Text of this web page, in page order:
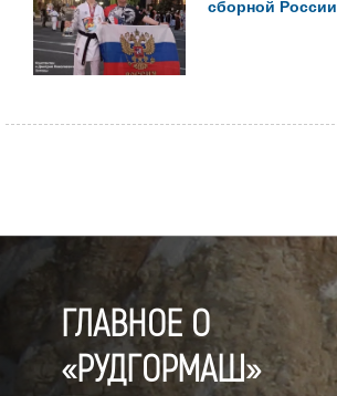
сборной России
ГЛАВНОЕ О
«РУДГОРМАШ»